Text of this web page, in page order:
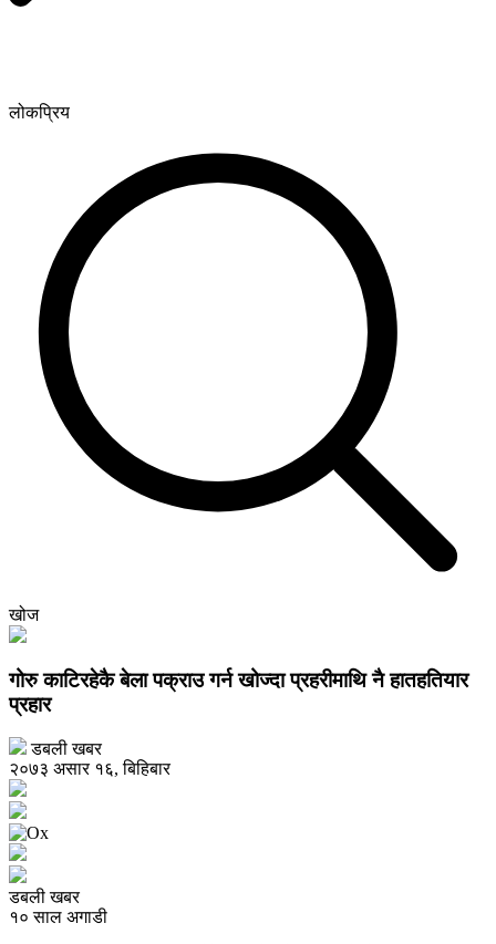
लोकप्रिय
खोज
गोरु काटिरहेकै बेला पक्राउ गर्न खोज्दा प्रहरीमाथि नै हातहतियार
प्रहार
डबली खबर
२०७३ असार १६, बिहिबार
डबली खबर
१० साल अगाडी